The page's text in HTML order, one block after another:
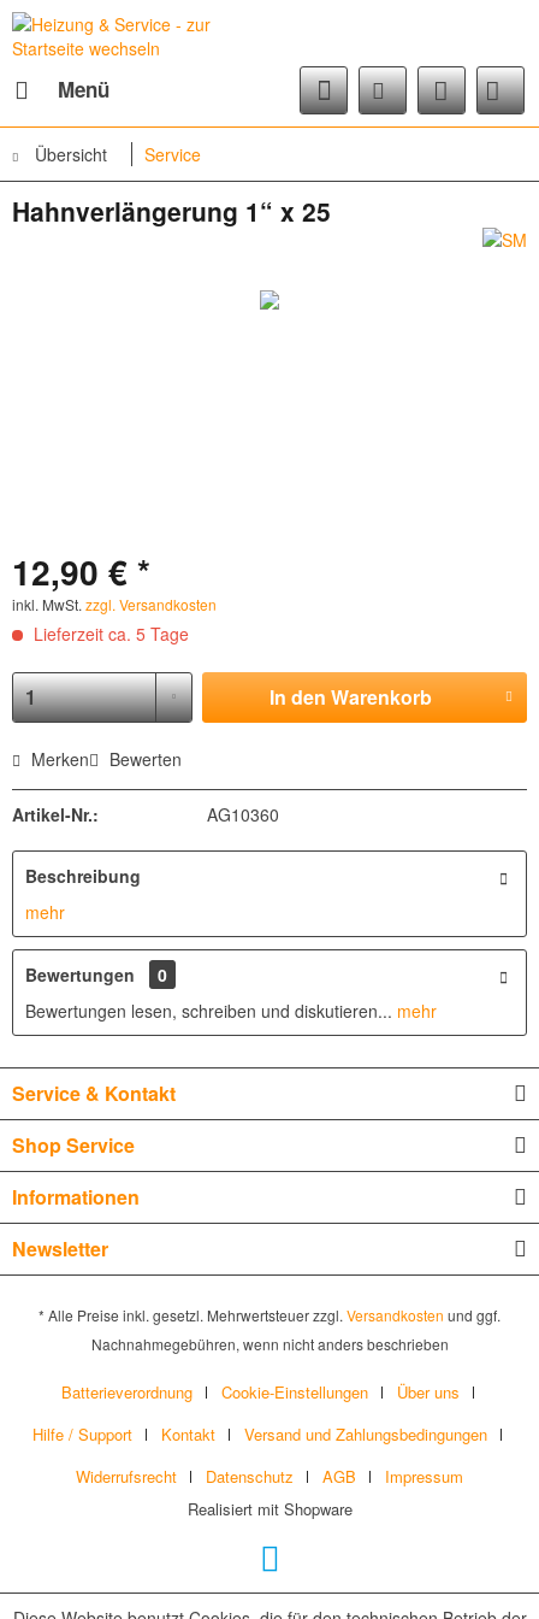
Menü
Übersicht Service
Hahnverlängerung 1“ x 25
12,90 € *
inkl. MwSt. zzgl. Versandkosten
Lieferzeit ca. 5 Tage
In denWarenkorb
Merken Bewerten
Artikel-Nr.: AG10360
Beschreibung
mehr
Bewertungen
0
Bewertungen lesen, schreiben und diskutieren... mehr
Service & Kontakt
Shop Service
Informationen
Newsletter
* Alle Preise inkl. gesetzl. Mehrwertsteuer zzgl. Versandkosten und ggf.
Nachnahmegebühren, wenn nicht anders beschrieben
Batterieverordnung Cookie-Einstellungen
Über uns
Hilfe / Support
Kontakt
Versand und Zahlungsbedingungen
Widerrufsrecht
Datenschutz AGB
Impressum
Realisiert mit Shopware